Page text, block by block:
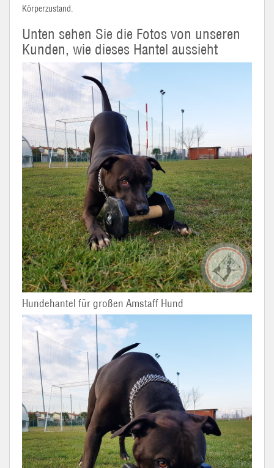
Körperzustand.
Unten sehen Sie die Fotos von unseren
Kunden, wie dieses Hantel aussieht
Hundehantel für großen Amstaff Hund